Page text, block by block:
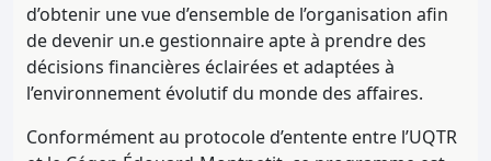
d’obtenir une vue d’ensemble de l’organisation afin
de devenir un.e gestionnaire apte à prendre des
décisions financières éclairées et adaptées à
l’environnement évolutif du monde des affaires.
Conformément au protocole d’entente entre l’UQTR